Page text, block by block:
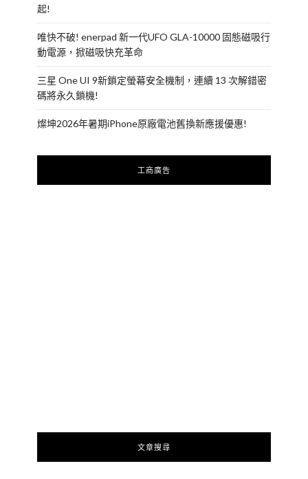
起!
唯快不破! enerpad 新一代UFO GLA-10000 固態磁吸行
動電源，掀磁吸快充革命
三星 One UI 9新鎖定螢幕安全機制，連續 13 次解錯密
碼將永久鎖機!
燦坤2026年暑期iPhone原廠電池舊換新應援優惠!
工商廣告
文章搜尋